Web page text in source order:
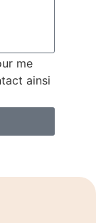
me
ainsi